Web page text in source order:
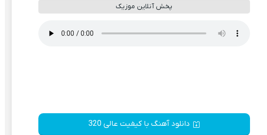
پخش آنلاین موزیک
دانلود آهنگ با کیفیت عالی 320